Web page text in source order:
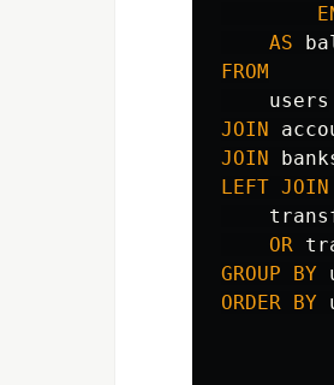
AS
FROM
users
JOIN
JOIN
LEFT JOIN
OR
GROUP
BY
ORDER BY